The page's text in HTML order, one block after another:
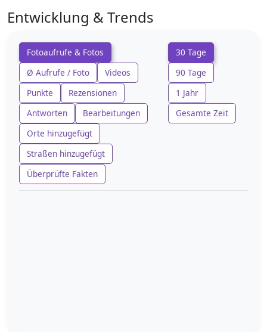
Entwicklung & Trends
Fotoaufrufe & Fotos
Ø Aufrufe / Foto
Videos
Punkte
Rezensionen
Antworten
Bearbeitungen
Orte hinzugefügt
Straßen hinzugefügt
Überprüfte Fakten
30 Tage
90 Tage
1 Jahr
Gesamte Zeit